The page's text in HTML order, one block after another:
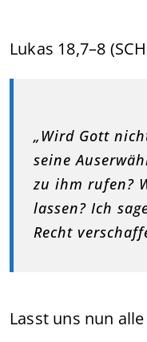
Lukas 18,7–8
„Wird Gott
seine
zu ihm rufen?
lassen? Ich
Recht
Lasst uns nun